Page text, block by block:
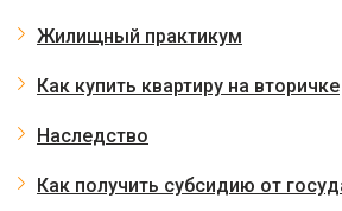
Жилищный практикум
Как купить квартиру на вторичке
Наследство
Как получить субсидию от